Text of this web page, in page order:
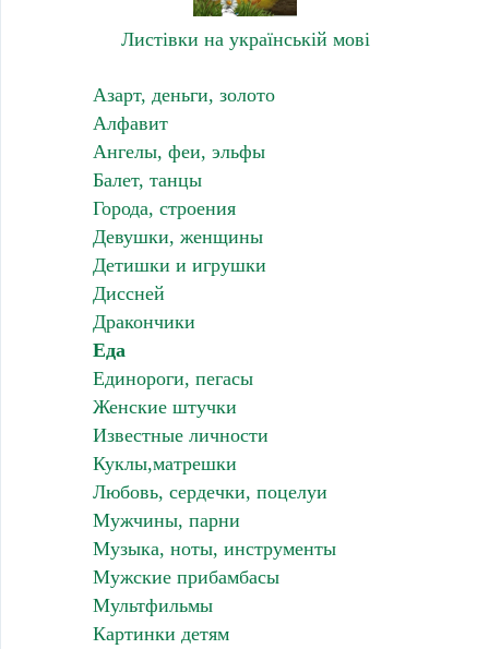
Листівки на українській мові
Азарт, деньги, золото
Алфавит
Ангелы, феи, эльфы
Балет, танцы
Города, строения
Девушки, женщины
Детишки и игрушки
Диссней
Дракончики
Еда
Единороги, пегасы
Женские штучки
Известные личности
Куклы,матрешки
Любовь, сердечки, поцелуи
Мужчины, парни
Музыка, ноты, инструменты
Мужские прибамбасы
Мультфильмы
Картинки детям